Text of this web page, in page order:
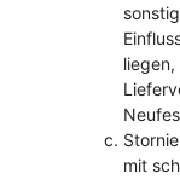
mit